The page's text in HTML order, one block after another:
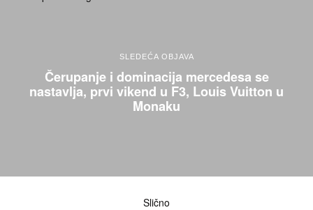
SLEDEĆA OBJAVA
Čerupanje i dominacija mercedesa se
nastavlja, prvi vikend u F3, Louis Vuitton u
Monaku
Slično